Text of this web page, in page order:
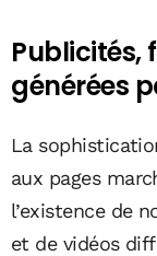
Publicités,
générées
La
aux pages
l’existence de
et de vidéos